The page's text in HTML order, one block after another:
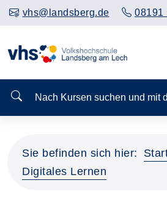
vhs@landsberg.de 08191
Nach Kursen suchen und mit
Sie befinden sich hier:
Digitales Lernen